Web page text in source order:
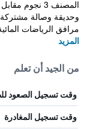
وحديقة وصالة
مرافق الرياضات
المزيد
من الجيد أن تعلم
وقت تسجيل الصعود
وقت تسجيل المغادرة